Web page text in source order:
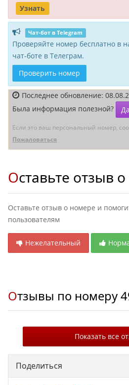
Узнать
Чат-бот в Telegram
Проверяйте номер бесплатно в
чат-боте в Телеграм.
Проверить номер
Последнее обновление:
Была информация полезной?
Да
Если это ваш персональный номер,
Пожаловаться
Оставьте отзыв
Оставьте отзыв о номере и
пользователям
Нежелательный
Отзывы по номеру
Показать все
Поделиться